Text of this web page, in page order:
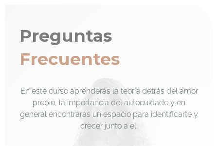
Preguntas
Frecuentes
En este curso aprenderás la teoría detrás del amor
propio, la importancia del autocuidado y en
general encontraras un espacio para identificarte y
crecer junto a el.